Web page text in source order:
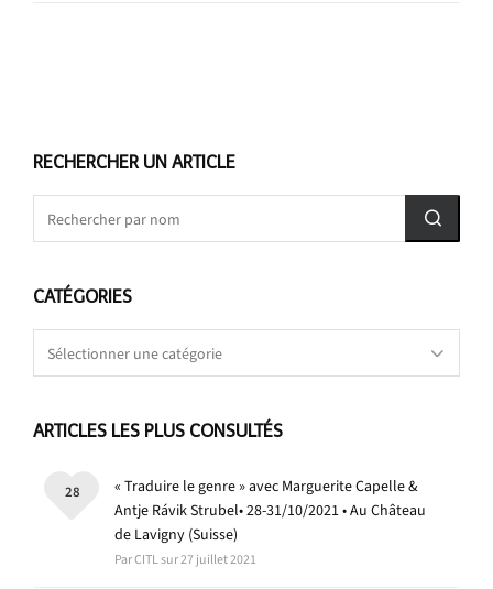
RECHERCHER UN ARTICLE
CATÉGORIES
ARTICLES LES PLUS CONSULTÉS
« Traduire le genre » avec Marguerite Capelle &
Antje Rávik Strubel• 28-31/10/2021 • Au Château
de Lavigny (Suisse)
Par CITL sur 27 juillet 2021
28